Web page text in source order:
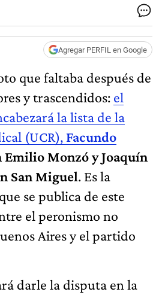
Agregar PERFIL en Google
que faltaba después de
y trascendidos: el
la lista de la
(UCR), Facundo
Emilio Monzó y Joaquín
San Miguel. Es la
se publica de este
el peronismo no
Aires y el partido
darle la disputa en la